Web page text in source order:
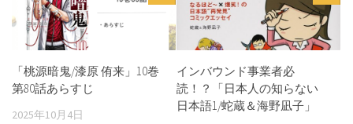
「桃源暗鬼/漆原 侑来」10巻
第80話あらすじ
2025年10月4日
インバウンド事業者必
読！？「日本人の知らない
日本語1/蛇蔵＆海野凪子」